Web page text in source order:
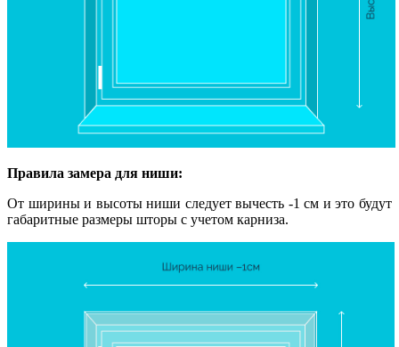
Правила замера для ниши:
От ширины и высоты ниши следует вычесть -1 см и это будут
габаритные размеры шторы с учетом карниза.